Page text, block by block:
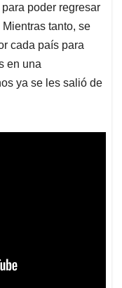
poder regresar
tanto, se
cada país para
en una
ya se les salió de